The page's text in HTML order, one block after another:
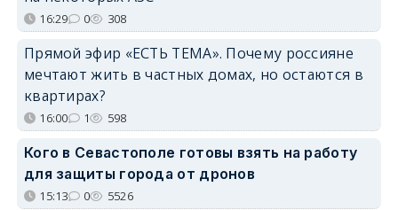
16:29 0 308
Прямой эфир «ЕСТЬ ТЕМА». Почему россияне
мечтают жить в частных домах, но остаются в
квартирах?
16:00 1 598
Кого в Севастополе готовы взять на работу
для защиты города от дронов
15:13 0 5526